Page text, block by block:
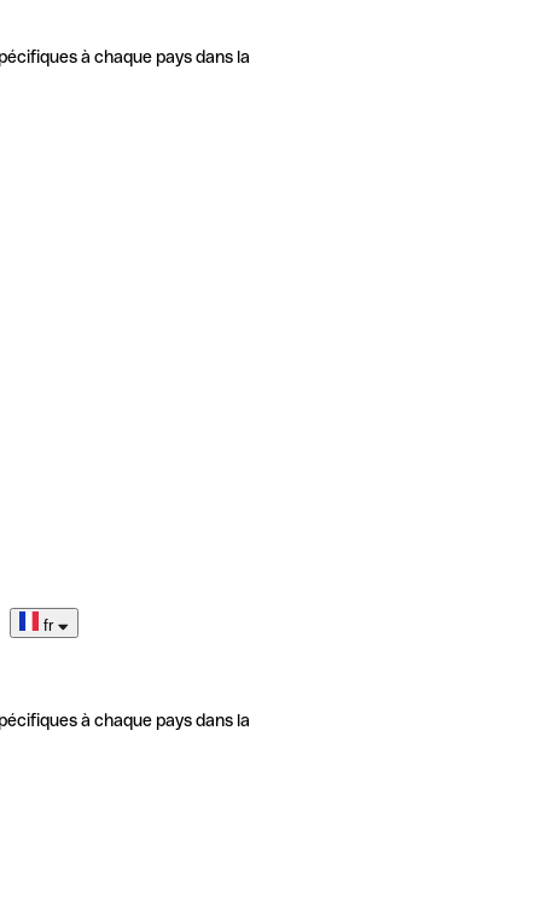
à chaque pays dans la
fr
à chaque pays dans la